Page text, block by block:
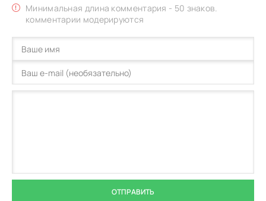
Минимальная длина комментария - 50 знаков.
комментарии модерируются
ОТПРАВИТЬ